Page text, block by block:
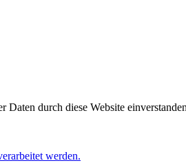
Daten durch diese Website
werden.